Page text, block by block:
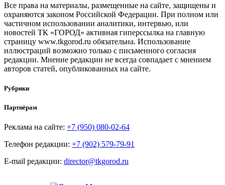
Все права на материалы, размещенные на сайте, защищены и
охраняются законом Российской Федерации. При полном или
частичном использовании аналитики, интервью, или
новостей ТК «ГОРОД» активная гиперссылка на главную
страницу www.tkgorod.ru обязательна. Использование
иллюстраций возможно только с письменного согласия
редакции. Мнение редакции не всегда совпадает с мнением
авторов статей, опубликованных на сайте.
Рубрики
Партнёрам
Реклама на сайте: +7 (950) 080-02-64
Телефон редакции: +7 (902) 579-79-91
E-mail редакции: director@tkgorod.ru